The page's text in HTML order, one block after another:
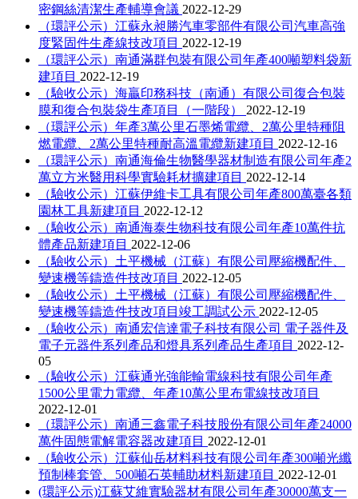
密鋼絲清潔生產輔導會議 2022-12-29
（環評公示）江蘇永昶勝汽車零部件有限公司汽車高強
度緊固件生產線技改項目 2022-12-19
（環評公示）南通滿群包裝有限公司年產400噸塑料袋新
建項目 2022-12-19
（驗收公示）海贏印務科技（南通）有限公司復合包裝
膜和復合包裝袋生產項目（一階段） 2022-12-19
（環評公示）年產3萬公里石墨烯電纜、2萬公里特種阻
燃電纜、2萬公里特種耐高溫電纜新建項目 2022-12-16
（環評公示）南通海倫生物醫學器材制造有限公司年產2
萬立方米醫用科學實驗耗材擴建項目 2022-12-14
（驗收公示）江蘇伊維卡工具有限公司年產800萬臺各類
園林工具新建項目 2022-12-12
（驗收公示）南通海泰生物科技有限公司年產10萬件抗
體產品新建項目 2022-12-06
（驗收公示）土平機械（江蘇）有限公司壓縮機配件、
變速機等鑄造件技改項目 2022-12-05
（驗收公示）土平機械（江蘇）有限公司壓縮機配件、
變速機等鑄造件技改項目竣工調試公示 2022-12-05
（驗收公示）南通宏信達電子科技有限公司 電子器件及
電子元器件系列產品和燈具系列產品生產項目 2022-12-
05
（驗收公示）江蘇通光強能輸電線科技有限公司年產
1500公里電力電纜、年產10萬公里布電線技改項目
2022-12-01
（環評公示）南通三鑫電子科技股份有限公司年產24000
萬件固態電解電容器改建項目 2022-12-01
（驗收公示）江蘇仙岳材料科技有限公司年產300噸光纖
預制棒套管、500噸石英輔助材料新建項目 2022-12-01
(環評公示)江蘇艾維實驗器材有限公司年產30000萬支一